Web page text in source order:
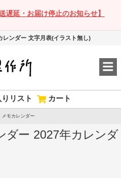
遅延・お届け停止のお知らせ】
ンダー 文字月表(イラスト無し)
リスト カート
メモカレンダー
ダー 2027年カレンダ